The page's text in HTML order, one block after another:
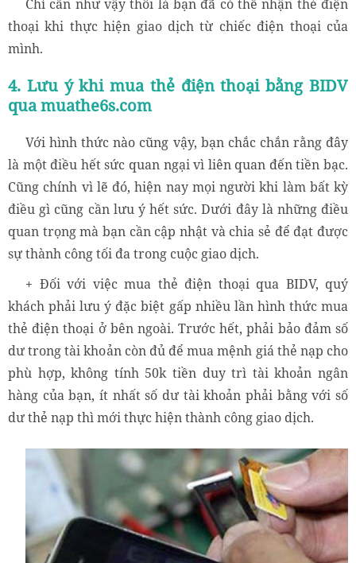
Chỉ cần như vậy thôi là bạn đã có thể nhận thẻ điện
thoại khi thực hiện giao dịch từ chiếc điện thoại của
mình.
4. Lưu ý khi mua thẻ điện thoại bằng BIDV
qua muathe6s.com
Với hình thức nào cũng vậy, bạn chắc chắn rằng đây
là một điều hết sức quan ngại vì liên quan đến tiền bạc.
Cũng chính vì lẽ đó, hiện nay mọi người khi làm bất kỳ
điều gì cũng cần lưu ý hết sức. Dưới đây là những điều
quan trọng mà bạn cần cập nhật và chia sẻ để đạt được
sự thành công tối đa trong cuộc giao dịch.
+ Đối với việc mua thẻ điện thoại qua BIDV, quý
khách phải lưu ý đặc biệt gấp nhiều lần hình thức mua
thẻ điện thoại ở bên ngoài. Trước hết, phải bảo đảm số
dư trong tài khoản còn đủ để mua mệnh giá thẻ nạp cho
phù hợp, không tính 50k tiền duy trì tài khoản ngân
hàng của bạn, ít nhất số dư tài khoản phải bằng với số
dư thẻ nạp thì mới thực hiện thành công giao dịch.